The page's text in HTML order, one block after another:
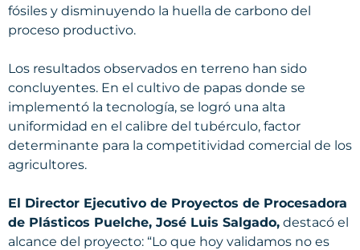
fósiles y disminuyendo la huella de carbono del
proceso productivo.
Los resultados observados en terreno han sido
concluyentes. En el cultivo de papas donde se
implementó la tecnología, se logró una alta
uniformidad en el calibre del tubérculo, factor
determinante para la competitividad comercial de los
agricultores.
El Director Ejecutivo de Proyectos de Procesadora
de Plásticos Puelche, José Luis Salgado, destacó el
alcance del proyecto: “Lo que hoy validamos no es